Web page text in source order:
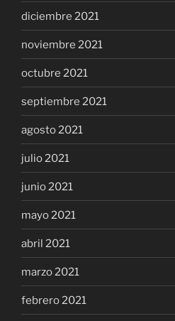
diciembre 2021
noviembre 2021
octubre 2021
septiembre 2021
agosto 2021
julio 2021
junio 2021
mayo 2021
abril 2021
marzo 2021
febrero 2021